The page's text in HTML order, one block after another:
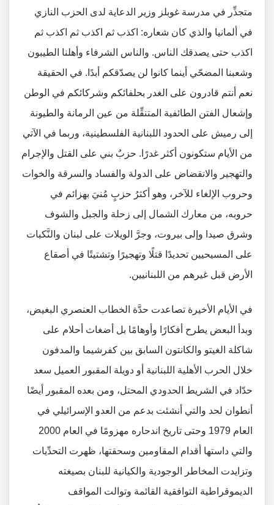
متجذِّر في مدرسة غوبلز وزير الدعاية لدى الحزب النازي
في ألمانيا والذي كان شعاره: اكذب ثم اكذب ثم اكذب ثم
اكذب حتى يصدقك الناس. والناس الشرفاء وأهلنا الطيبون
وشعبنا المضحّي أينما كانوا لن يصدّقكم أبدًا. في الحقيقة
نعم أنتم قادرون على الغدر بحلفائكم وشركائكم في الوطن
وإشعال الفتن الطائفية المتنقِّلة من عين الرمانة والطيونة
إلى رميش على الحدود اللبنانية الفلسطينية، وربما في الآتي
من الأيام ستكونون أكثر غدرًا. حزبٌ بني على القتل والإجرام
والتهجير والانقضاض على الدولة والفساد والسرقة والخوات
وحروب الإلغاء للآخر، وهو أكثرُ حزبٍ مُنيَ بهزائم في
حروبه، من معارك الشمال إلى زحلة والجبل والشوف
وشرق صيدا وإلى بيروت، وجرَّ الويلات على لبنان والنَّكبات
على المسيحيين تحديدًا قتلًا وتهجيرًا وتشتيتًا في أصقاع
الأرض قبل غيرهم من اللبنانيين.
في الأيام الأخيرة تصاعدت حدَّة الخطاب العنصري البغيض،
وبدأ البعض يطرح أفكارًا وأوهامًا بل أضغاث أحلام على
شاكلة الغيتو والكانتون السابق بين كفرشيما والمدفون
خلال الحرب الأهلية اللبنانية أو دويلة المقبور العميل سعد
حدّاد في الشريط الحدودي المحتل، ومن بعده المقبور أيضًا
أنطوان لحد والتي أنشئت بدعم من العدو الإسرائيلي في
العام 1979 وحتى تاريخ اندحاره مهزومًا في العام 2000
والتي داستها أقدام المقاومين وسحقتها، ظهرت التحدِّيات
وتزايدت المخاطر الوجودية والكيانية للبنان بصيغته
الديموقراطية التوافقية القائمة وتوالت المواقف